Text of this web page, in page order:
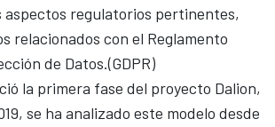
aspectos regulatorios pertinentes,
relacionados con el Reglamento
de Datos.(GDPR)
la primera fase del proyecto Dalion,
se ha analizado este modelo desde